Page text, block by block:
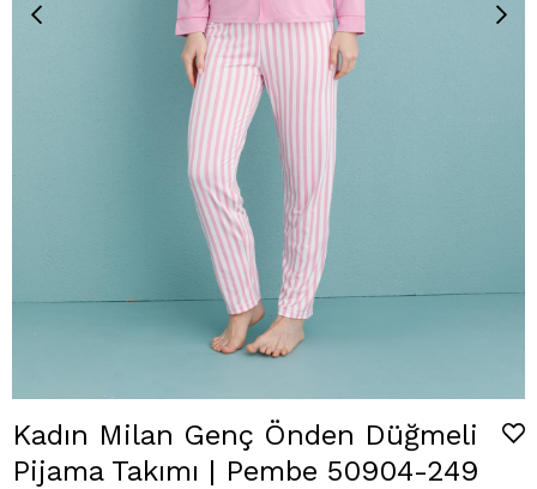
Kadın Milan Genç Önden Düğmeli
Pijama Takımı | Pembe 50904-249